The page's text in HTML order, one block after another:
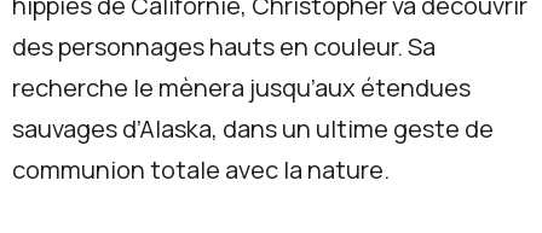
des personnages hauts en couleur. Sa
recherche le mènera jusqu’aux étendues
sauvages d’Alaska, dans un ultime geste de
communion totale avec la nature.